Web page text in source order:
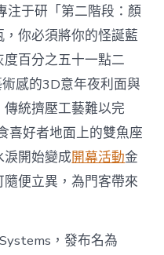
注于研「第二階段：顏
你必須將你的怪誕藍
百分之五十一點二
感的3D意年夜利面與
統擠壓工藝難以完
喜好者地面上的雙魚座
開始變成開幕活動金
便立異，為門客帶來
，發布名為